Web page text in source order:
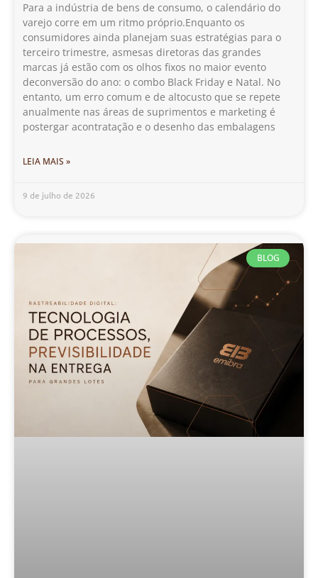
Para a indústria de bens de consumo, o calendário do
varejo corre em um ritmo próprio.Enquanto os
consumidores ainda planejam suas estratégias para o
terceiro trimestre, asmesas diretoras das grandes
marcas já estão com os olhos fixos no maior evento
deconversão do ano: o combo Black Friday e Natal. No
entanto, um erro comum e de altocusto que se repete
anualmente nas áreas de suprimentos e marketing é
postergar acontratação e o desenho das embalagens
LEIA MAIS »
9 de julho de 2026
BLOG